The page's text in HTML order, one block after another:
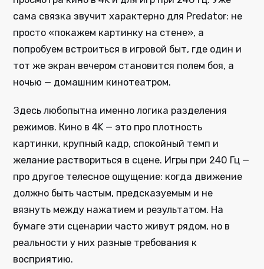
сама связка звучит характерно для Predator: не
просто «покажем картинку на стене», а
попробуем встроиться в игровой быт, где один и
тот же экран вечером становится полем боя, а
ночью — домашним кинотеатром.
Здесь любопытна именно логика разделения
режимов. Кино в 4K — это про плотность
картинки, крупный кадр, спокойный темп и
желание раствориться в сцене. Игры при 240 Гц —
про другое телесное ощущение: когда движение
должно быть частым, предсказуемым и не
вязнуть между нажатием и результатом. На
бумаге эти сценарии часто живут рядом, но в
реальности у них разные требования к
восприятию.